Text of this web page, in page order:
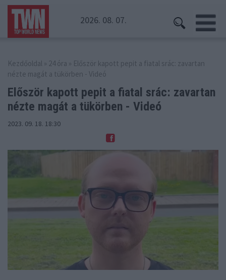
2026. 08. 07.
Kezdőoldal » 24 óra » Először kapott pepit a fiatal srác: zavartan
nézte magát a tükörben - Videó
Először kapott pepit a fiatal srác: zavartan
nézte magát a tükörben - Videó
2023. 09. 18. 18:30